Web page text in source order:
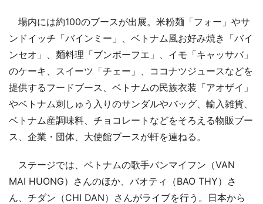
場内には約100のブースが出展。米粉麺「フォー」やサ
ンドイッチ「バインミー」、ベトナム風お好み焼き「バイ
ンセオ」、麺料理「ブンボーフエ」、イモ「キャッサバ」
のケーキ、スイーツ「チェー」、ココナツジュースなどを
提供するフードブース、ベトナムの民族衣装「アオザイ」
やベトナム刺しゅう入りのサンダルやバッグ、輸入雑貨、
ベトナム産調味料、チョコレートなどをそろえる物販ブー
ス、企業・団体、大使館ブースが軒を連ねる。
ステージでは、ベトナムの歌手バンマイフン（VAN
MAI HUONG）さんのほか、バオティ（BAO THY）さ
ん、チダン（CHI DAN）さんがライブを行う。日本から